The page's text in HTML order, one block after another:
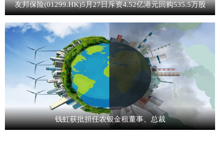
友邦保险(01299.HK)5月27日斥资4.52亿港元回购535.5万股
钱虹获批担任农银金租董事、总裁